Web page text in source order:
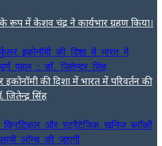
रूप में केशव चंद्र ने कार्यभार ग्रहण किया।
की दिशा में भारत में परिवर्तन की
सिंह